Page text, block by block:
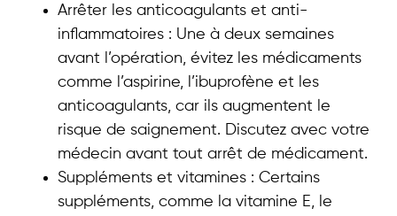
Arrêter les anticoagulants et anti-
inflammatoires : Une à deux semaines
avant l’opération, évitez les médicaments
comme l’aspirine, l’ibuprofène et les
anticoagulants, car ils augmentent le
risque de saignement. Discutez avec votre
médecin avant tout arrêt de médicament.
Suppléments et vitamines : Certains
suppléments, comme la vitamine E, le